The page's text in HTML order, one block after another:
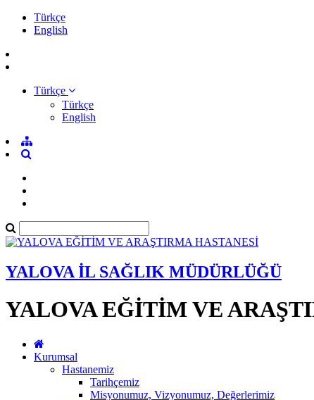
Türkçe
English
Türkçe
Türkçe
English
YALOVA İL SAĞLIK MÜDÜRLÜĞÜ
YALOVA EĞİTİM VE
Kurumsal
Hastanemiz
Tarihçemiz
Misyonumuz, Vizyonumuz, Değerlerimiz